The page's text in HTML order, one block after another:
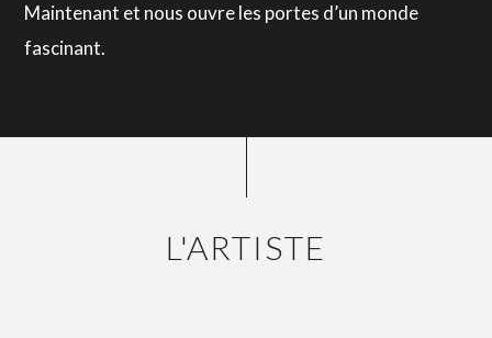
Maintenant et nous ouvre les portes d’un monde
fascinant.
L'ARTISTE